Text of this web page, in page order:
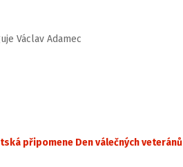
Václav Adamec
připomene Den válečných veteránů